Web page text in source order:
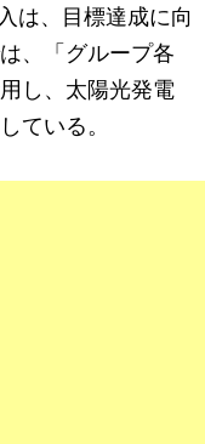
は、目標達成に向
、「グループ各
し、太陽光発電
ている。